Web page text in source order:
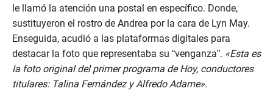
le llamó la atención una postal en específico. Donde,
sustituyeron el rostro de Andrea por la cara de Lyn May.
Enseguida, acudió a las plataformas digitales para
destacar la foto que representaba su “venganza”. «Esta es
la foto original del primer programa de Hoy, conductores
titulares: Talina Fernández y Alfredo Adame».